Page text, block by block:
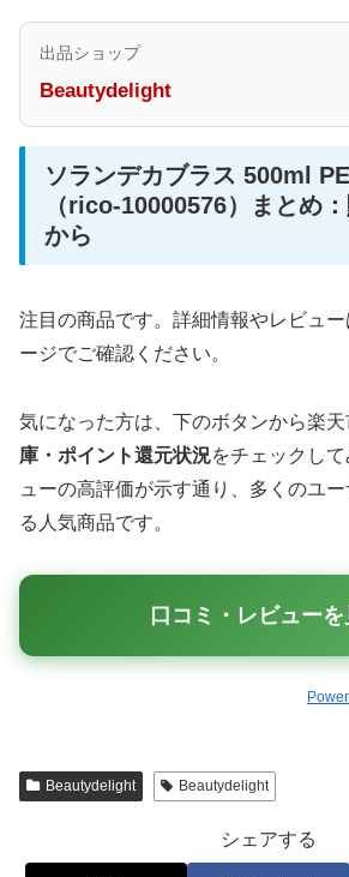
出品ショップ
Beautydelight
ソランデカブラス 500ml
（rico-10000576）まとめ
から
注目の商品です。詳細情報やレビュ
ージでご確認ください。
気になった方は、下のボタンから楽
庫・ポイント還元状況をチェックし
ューの高評価が示す通り、多くのユ
る人気商品です。
口コミ・レビューを
Beautydelight Beautydelight
シェアする